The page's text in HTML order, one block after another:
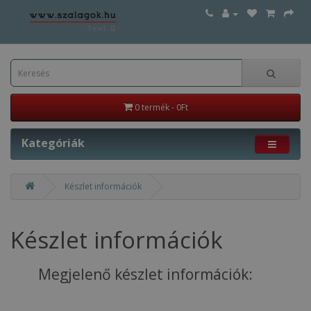
0 termék - 0Ft
Kategóriák
Készlet információk
Készlet információk
Megjelenő készlet információk: